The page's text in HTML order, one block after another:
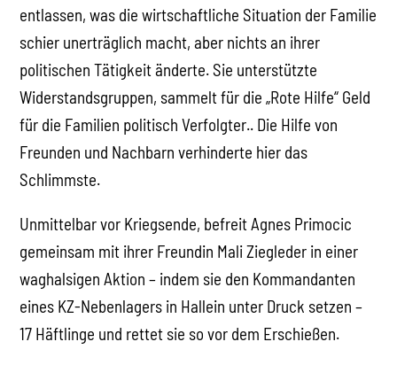
entlassen, was die wirtschaftliche Situation der Familie
schier unerträglich macht, aber nichts an ihrer
politischen Tätigkeit änderte. Sie unterstützte
Widerstandsgruppen, sammelt für die „Rote Hilfe“ Geld
für die Familien politisch Verfolgter.. Die Hilfe von
Freunden und Nachbarn verhinderte hier das
Schlimmste.
Unmittelbar vor Kriegsende, befreit Agnes Primocic
gemeinsam mit ihrer Freundin Mali Ziegleder in einer
waghalsigen Aktion – indem sie den Kommandanten
eines KZ-Nebenlagers in Hallein unter Druck setzen –
17 Häftlinge und rettet sie so vor dem Erschießen.